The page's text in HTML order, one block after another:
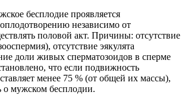
бесплодие проявляется
независимо от
половой акт. Причины: отсутствие
отсутствие эякулята
доли живых сперматозоидов в сперме
что если подвижность
менее 75 % (от общей их массы),
о мужском бесплодии.